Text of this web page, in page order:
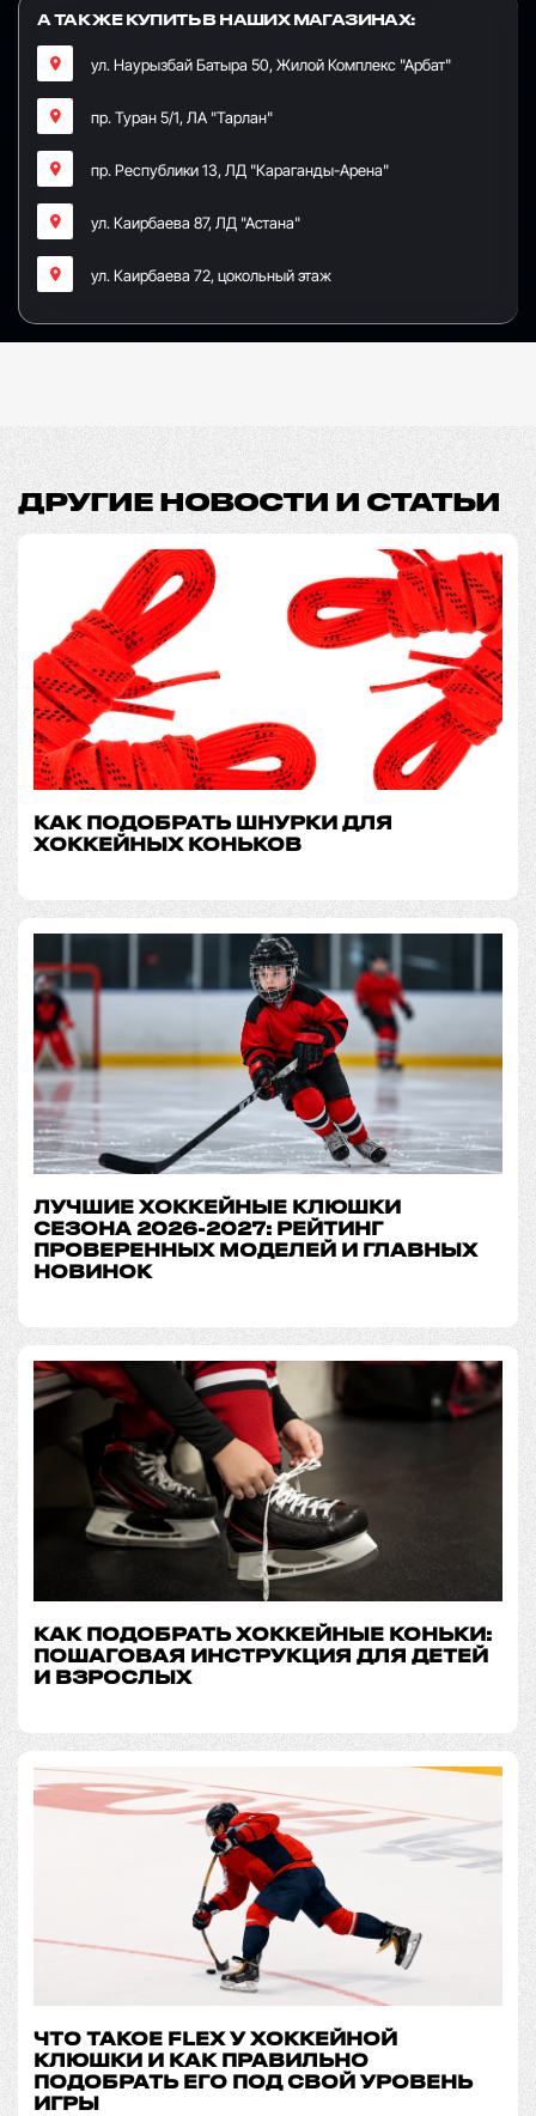
А ТАК ЖЕ КУПИТЬ В НАШИХ МАГАЗИНАХ:
ул. Наурызбай Батыра 50, Жилой Комплекс "Арбат"
пр. Туран 5/1, ЛА "Тарлан"
пр. Республики 13, ​ЛД "Караганды-Арена"
ул. Каирбаева 87, ЛД "Астана"
ул. Каирбаева 72, цокольный этаж
ДРУГИЕ НОВОСТИ И СТАТЬИ
КАК ПОДОБРАТЬ ШНУРКИ ДЛЯ
ХОККЕЙНЫХ КОНЬКОВ
ЛУЧШИЕ ХОККЕЙНЫЕ КЛЮШКИ
СЕЗОНА 2026-2027: РЕЙТИНГ
ПРОВЕРЕННЫХ МОДЕЛЕЙ И ГЛАВНЫХ
НОВИНОК
КАК ПОДОБРАТЬ ХОККЕЙНЫЕ КОНЬКИ:
ПОШАГОВАЯ ИНСТРУКЦИЯ ДЛЯ ДЕТЕЙ
И ВЗРОСЛЫХ
ЧТО ТАКОЕ FLEX У ХОККЕЙНОЙ
КЛЮШКИ И КАК ПРАВИЛЬНО
ПОДОБРАТЬ ЕГО ПОД СВОЙ УРОВЕНЬ
ИГРЫ